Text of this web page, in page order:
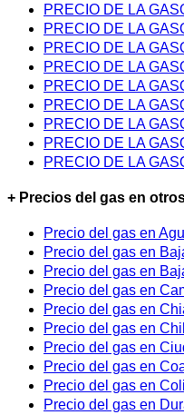
PRECIO DE LA
PRECIO DE LA
PRECIO DE LA
PRECIO DE LA
PRECIO DE LA
PRECIO DE LA
PRECIO DE LA
PRECIO DE LA
PRECIO DE LA
+ Precios del gas en
Precio del gas en
Precio del gas en
Precio del gas en
Precio del gas en
Precio del gas en
Precio del gas en
Precio del gas en
Precio del gas en
Precio del gas en
Precio del gas en